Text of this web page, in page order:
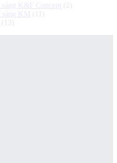
sáng K&F Concept (2)
sáng KM (11)
(13)